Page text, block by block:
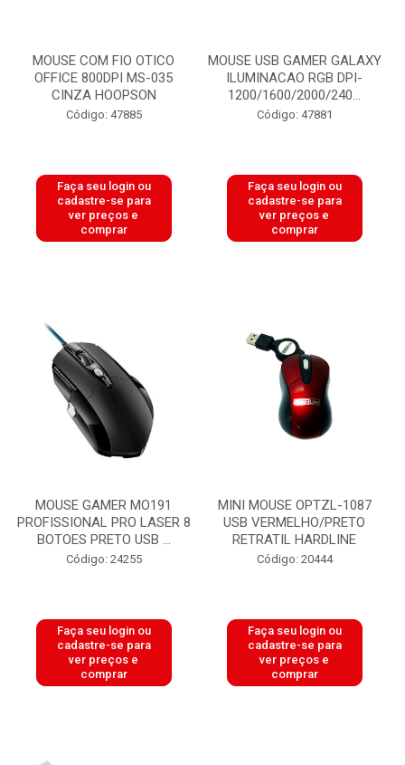
MOUSE COM FIO OTICO
OFFICE 800DPI MS-035
CINZA HOOPSON
Código: 47885
Faça seu login ou
cadastre-se para
ver preços e
comprar
MOUSE USB GAMER GALAXY
ILUMINACAO RGB DPI-
1200/1600/2000/240...
Código: 47881
Faça seu login ou
cadastre-se para
ver preços e
comprar
MOUSE GAMER MO191
PROFISSIONAL PRO LASER 8
BOTOES PRETO USB ...
Código: 24255
Faça seu login ou
cadastre-se para
ver preços e
comprar
MINI MOUSE OPTZL-1087
USB VERMELHO/PRETO
RETRATIL HARDLINE
Código: 20444
Faça seu login ou
cadastre-se para
ver preços e
comprar